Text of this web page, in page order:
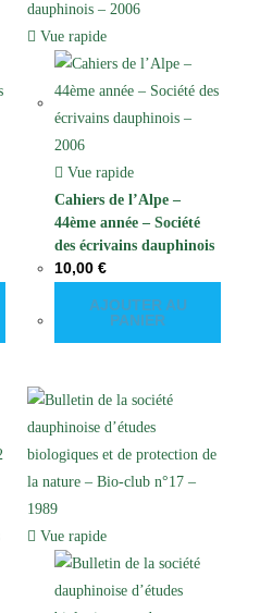
Vue rapide
Vue rapide
Cahiers de l’Alpe –
44ème année – Société
des écrivains dauphinois
– 2006
10,00 €
AJOUTER AU
PANIER
Vue rapide